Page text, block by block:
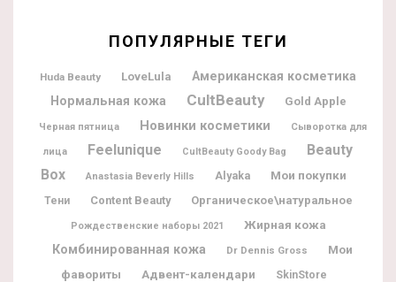
ПОПУЛЯРНЫЕ ТЕГИ
Huda Beauty LoveLula
Американская косметика
Нормальная кожа
CultBeauty Gold Apple
Черная пятница Новинки косметики Сыворотка для
лица Feelunique CultBeauty Goody Bag
Beauty
Box
Anastasia Beverly Hills Alyaka Мои покупки
Тени Content Beauty Органическое\натуральное
Рождественские наборы 2021
Жирная кожа
Комбинированная кожа
Dr Dennis Gross
Мои
фавориты
Адвент-календари SkinStore